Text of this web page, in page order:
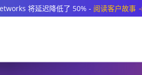
将延迟降低了 50% - 阅读客户故事